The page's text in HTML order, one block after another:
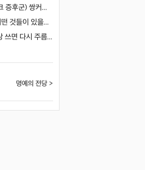
마르쿠스 건 증후군(턱 윙크 증후군) 쌍커풀 수술 가능 여부
하안검 수술 부작용에는 어떤 것들이 있을까요?
이마에 보톡스 맞은 후 인상 쓰면 다시 주름이 생길까요?
명예의 전당 >